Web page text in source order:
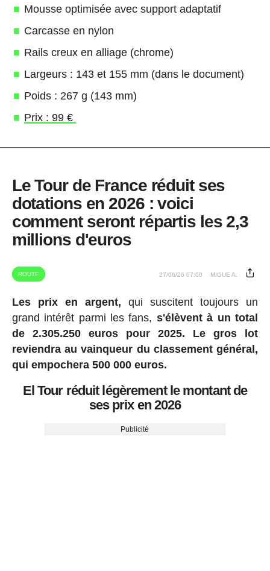
Mousse optimisée avec support adaptatif
Carcasse en nylon
Rails creux en alliage (chrome)
Largeurs : 143 et 155 mm (dans le document)
Poids : 267 g (143 mm)
Prix : 99 €
Le Tour de France réduit ses
dotations en 2026 : voici
comment seront répartis les 2,3
millions d'euros
ROUTE 27/06/26 07:00 MIGUE A.
Les prix en argent, qui suscitent toujours un
grand intérêt parmi les fans, s'élèvent à un total
de 2.305.250 euros pour 2025.
Le gros lot
reviendra au vainqueur du classement général,
qui empochera 500 000 euros.
El Tour réduit légèrement le montant de
ses prix en 2026
Publicité